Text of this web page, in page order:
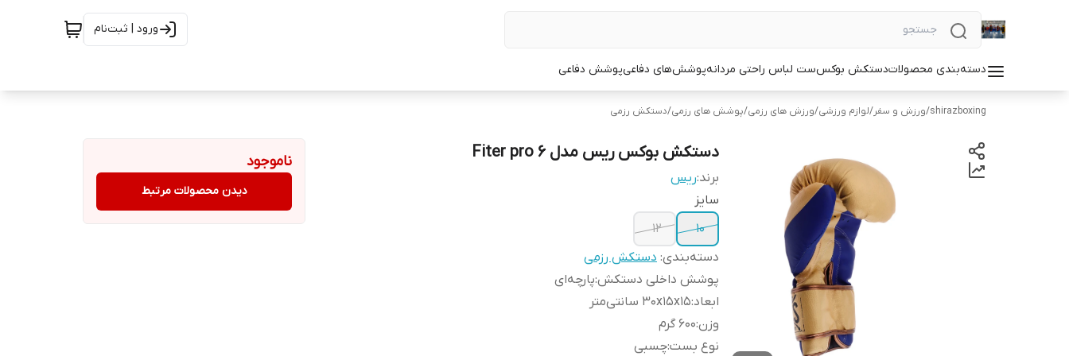
ورود | ثبت‌نام
دسته‌بندی محصولاتدستکش بوکسست لباس راحتی مردانهپوشش‌های دفاعیپوشش دفاعی
shirazboxing
/ورزش و سفر/لوازم ورزشی/ورزش های رزمی/پوشش های رزمی/دستکش رزمی
دستکش بوکس ریس مدل Fiter pro 6
برند:ریس
سایز
10
12
دسته‌بندی: دستکش رزمی
پوشش داخلی دستکش:پارچه‌ای
ابعاد:30x15x15 سانتی‌متر
وزن:600 گرم
نوع بست:چسبی
ناموجود
دیدن محصولات مرتبط